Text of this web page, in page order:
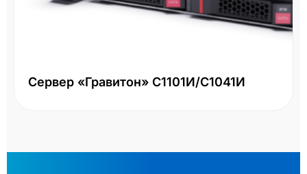
Сервер «Гравитон» С1101И/С1041И